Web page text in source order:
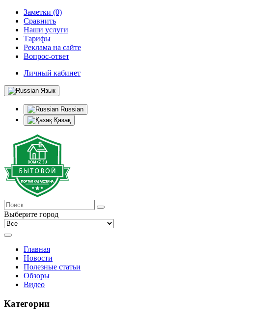
Заметки (0)
Сравнить
Наши услуги
Тарифы
Реклама на сайте
Вопрос-ответ
Личный кабинет
Язык
Russian
Қазақ
Выберите город
Главная
Новости
Полезные статьи
Обзоры
Видео
Категории